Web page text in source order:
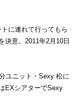
に連れて行ってもら
決意。2011年2月10日
ユニット・Sexy 松に
EXシアターでSexy